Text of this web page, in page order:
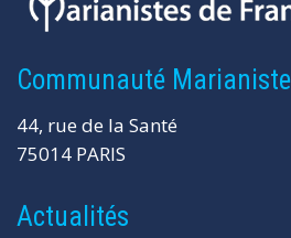
Communauté Marianiste
44, rue de la Santé
75014 PARIS
Actualités